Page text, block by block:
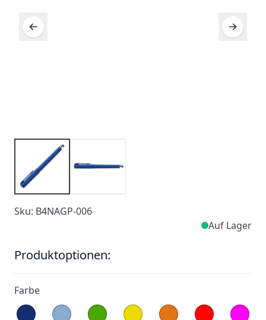
Sku: B4NAGP-006
Auf Lager
Produktoptionen:
Farbe